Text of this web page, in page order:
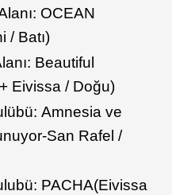
OCEAN
/ Batı)
Beautiful
Eivissa / Doğu)
Amnesia ve
San Rafel /
PACHA(Eivissa